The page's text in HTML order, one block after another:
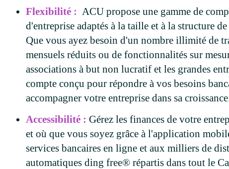
Flexibilité : ACU propose une gamme de
d'entreprise adaptés à la taille et à la structure
Que vous ayez besoin d'un nombre illimité de
mensuels réduits ou de fonctionnalités sur
associations à but non lucratif et les grandes
compte conçu pour répondre à vos besoins
accompagner votre entreprise dans sa
Accessibilité : Gérez les finances de votre
et où que vous soyez grâce à l'application
services bancaires en ligne et aux milliers de
automatiques ding free® répartis dans tout le